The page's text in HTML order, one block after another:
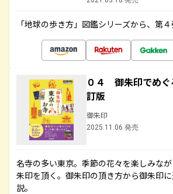
「地球の歩き方」図鑑シリーズから、第４
０４ 御朱印でめ
訂版
御朱印
2025.11.06 発売
名寺の多い東京。季節の花々を楽しみな
朱印を頂く。御朱印の頂き方から御朱印
説。